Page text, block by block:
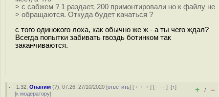
> с сабжем ? 1 раздает, 200 примонтировали но к файлу не
> обращаются. Откуда будет качаться ?
с того одинокого лоха, как обычно же ж - а ты чего ждал?
Всегда попытки забивать гвоздь ботинком так
заканчиваются.
1.32 ,Онаним (?), 07:26, 27/10/2020 [ответить] [ ﹢﹢﹢] [ · · ·][↑]
[к модератору] + / –